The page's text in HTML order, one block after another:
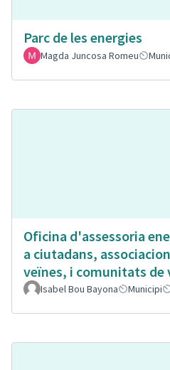
Parc de les energies
Magda Juncosa Romeu
Oficina d'assessoria
a ciutadans,
veïnes, i comunitats de
Isabel Bou Bayona Municipi